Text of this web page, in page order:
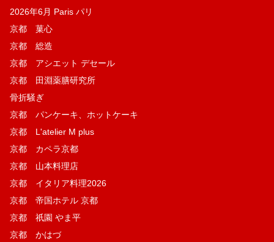
2026年6月 Paris パリ
京都 菓​心
京都 総造
京都 アシエット デセール
京都 田淵薬膳研究所
骨折騒ぎ
京都 パンケーキ、ホットケーキ
京都 L'atelier M plus
京都 カペラ京都
京都 山本料理店
京都 イタリア料理2026
京都 帝国ホテル 京都
京都 祇園 やま平
京都 かはづ